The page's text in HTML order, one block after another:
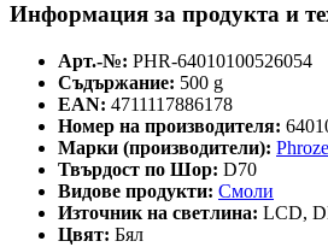
Информация за продукта и
Арт.-№: PHR-64010100526054
Съдържание: 500 g
EAN: 4711117886178
Номер на производителя:
Марки (производители):
Твърдост по Шор: D70
Видове продукти: Смоли
Източник на светлина: LCD,
Цвят: Бял